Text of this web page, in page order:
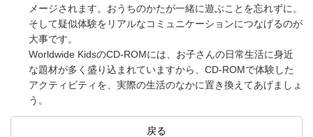
メージされます。おうちのかたが一緒に遊ぶことを忘れずに。
そして疑似体験をリアルなコミュニケーションにつなげるのが
大事です。
Worldwide KidsのCD-ROMには、お子さんの日常生活に身近
な題材が多く盛り込まれていますから、CD-ROMで体験した
アクティビティを、実際の生活のなかに置き換えてあげましょ
う。
戻る